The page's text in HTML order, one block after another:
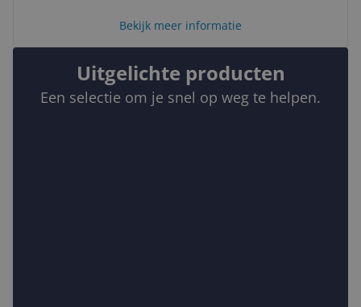
Bekijk meer informatie
Uitgelichte producten
Een selectie om je snel op weg te helpen.